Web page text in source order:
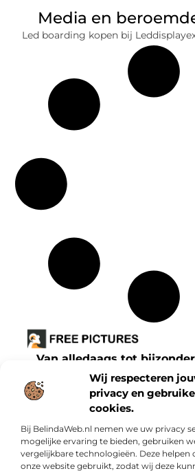
Wij respecteren
privacy en
cookies.
Bij BelindaWeb.nl nemen we uw privacy
mogelijke ervaring te bieden, gebruiken
vergelijkbare technologieën. Deze helpen
onze website gebruikt, zodat wij deze
Media en
Led boarding kopen bij
Van alledaags tot
Ontdek inspirerende blogs
alles wat het dagelijks leven
Bericht categorie